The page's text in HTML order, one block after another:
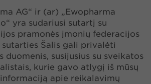
AG“ ir (ar) „Ewopharma
yra sudariusi sutartį su
pramonės įmonių federacijos
Šalis gali privalėti
duomenis, susijusius su sveikatos
kurie gavo atlygį iš mūsų
apie reikalavimų